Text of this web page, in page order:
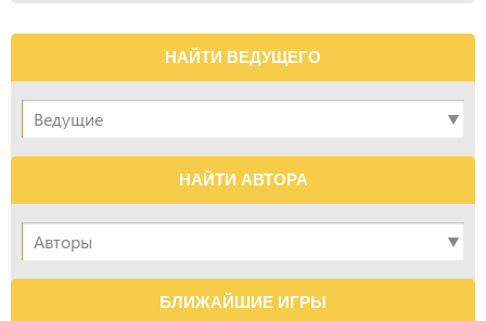
НАЙТИ ВЕДУЩЕГО
НАЙТИ АВТОРА
БЛИЖАЙШИЕ ИГРЫ